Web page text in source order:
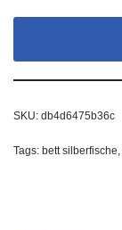
SKU: db4d6475b36c
Tags: bett silberfische